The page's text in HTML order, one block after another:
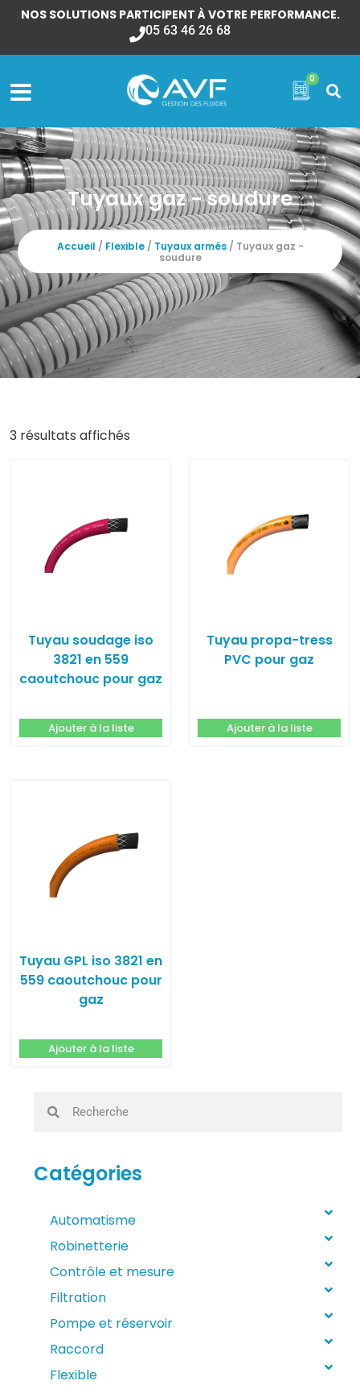
NOS SOLUTIONS PARTICIPENT À VOTRE PERFORMANCE.
05 63 46 26 68
0
Tuyaux gaz - soudure
Accueil / Flexible/ Tuyaux armés/ Tuyaux gaz -
soudure
3 résultats affichés
Tuyau soudage iso
3821 en 559
caoutchouc pour gaz
Ajouter à la liste
Tuyau propa-tress
PVC pour gaz
Ajouter à la liste
Tuyau GPL iso 3821 en
559 caoutchouc pour
gaz
Ajouter à la liste
Catégories
Automatisme
Robinetterie
Contrôle et mesure
Filtration
Pompe et réservoir
Raccord
Flexible